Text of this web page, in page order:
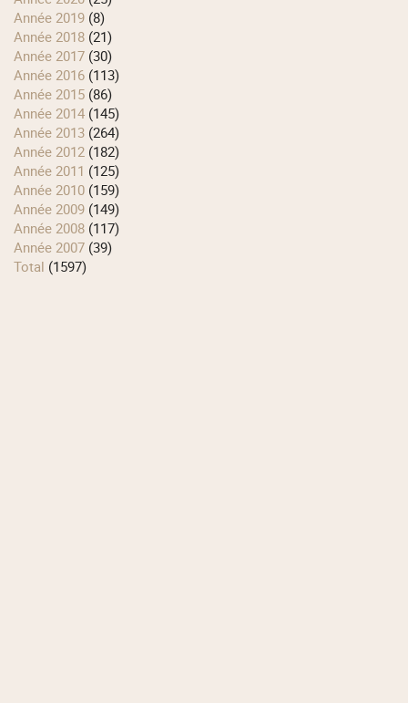
année 2019 (8)
année 2018 (21)
année 2017 (30)
année 2016 (113)
année 2015 (86)
année 2014 (145)
année 2013 (264)
année 2012 (182)
année 2011 (125)
année 2010 (159)
année 2009 (149)
année 2008 (117)
année 2007 (39)
total (1597)